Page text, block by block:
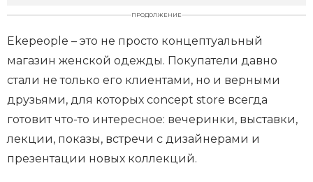
ПРОДОЛЖЕНИЕ
Ekepeople – это не просто концептуальный
магазин женской одежды. Покупатели давно
стали не только его клиентами, но и верными
друзьями, для которых concept store всегда
готовит что-то интересное: вечеринки, выставки,
лекции, показы, встречи с дизайнерами и
презентации новых коллекций.